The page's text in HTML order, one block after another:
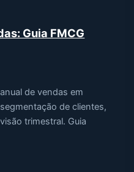
Guia FMCG
de vendas em
de clientes,
trimestral. Guia